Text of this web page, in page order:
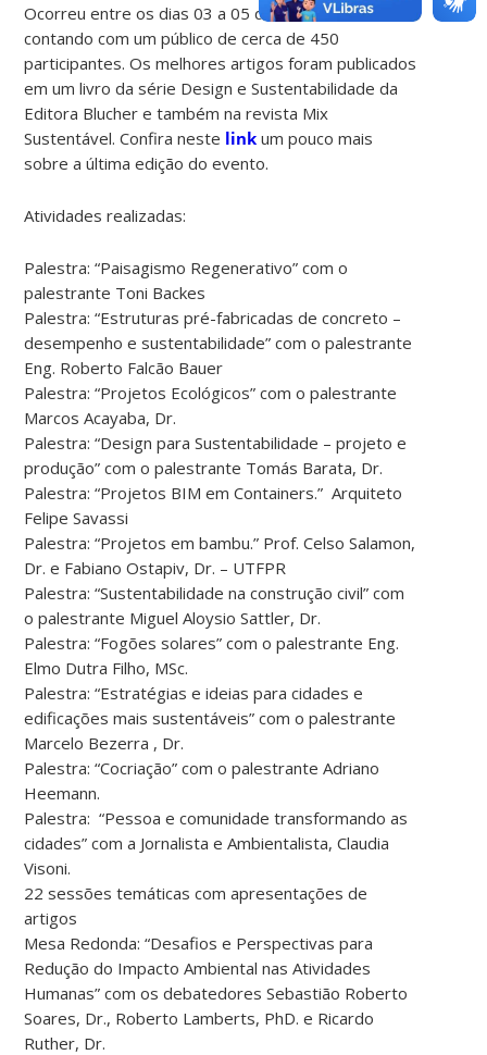
Ocorreu entre os dias 03 a 05 de Maio na UFSC,
contando com um público de cerca de 450
participantes. Os melhores artigos foram publicados
em um livro da série Design e Sustentabilidade da
Editora Blucher e também na revista Mix
Sustentável. Confira neste link um pouco mais
sobre a última edição do evento.
Atividades realizadas:
Palestra: “Paisagismo Regenerativo” com o
palestrante Toni Backes
Palestra: “Estruturas pré-fabricadas de concreto –
desempenho e sustentabilidade” com o palestrante
Eng. Roberto Falcão Bauer
Palestra: “Projetos Ecológicos” com o palestrante
Marcos Acayaba, Dr.
Palestra: “Design para Sustentabilidade – projeto e
produção” com o palestrante Tomás Barata, Dr.
Palestra: “Projetos BIM em Containers.” Arquiteto
Felipe Savassi
Palestra: “Projetos em bambu.” Prof. Celso Salamon,
Dr. e Fabiano Ostapiv, Dr. – UTFPR
Palestra: “Sustentabilidade na construção civil” com
o palestrante Miguel Aloysio Sattler, Dr.
Palestra: “Fogões solares” com o palestrante Eng.
Elmo Dutra Filho, MSc.
Palestra: “Estratégias e ideias para cidades e
edificações mais sustentáveis” com o palestrante
Marcelo Bezerra , Dr.
Palestra: “Cocriação” com o palestrante Adriano
Heemann.
Palestra: “Pessoa e comunidade transformando as
cidades” com a Jornalista e Ambientalista, Claudia
Visoni.
22 sessões temáticas com apresentações de
artigos
Mesa Redonda: “Desafios e Perspectivas para
Redução do Impacto Ambiental nas Atividades
Humanas” com os debatedores Sebastião Roberto
Soares, Dr., Roberto Lamberts, PhD. e Ricardo
Ruther, Dr.